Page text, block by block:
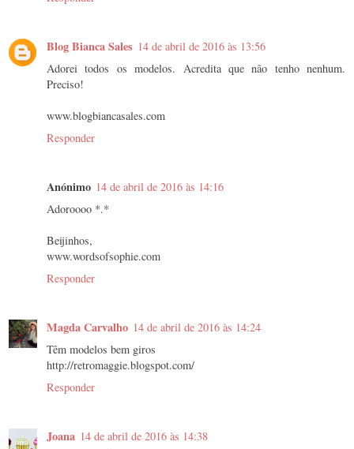
Blog Bianca Sales 14 de abril de 2016 às 13:56
Adorei todos os modelos. Acredita que não tenho nenhum.
Preciso!
www.blogbiancasales.com
Responder
Anónimo 14 de abril de 2016 às 14:16
Adoroooo *.*
Beijinhos,
www.wordsofsophie.com
Responder
Magda Carvalho 14 de abril de 2016 às 14:24
Têm modelos bem giros
http://retromaggie.blogspot.com/
Responder
Joana 14 de abril de 2016 às 14:38